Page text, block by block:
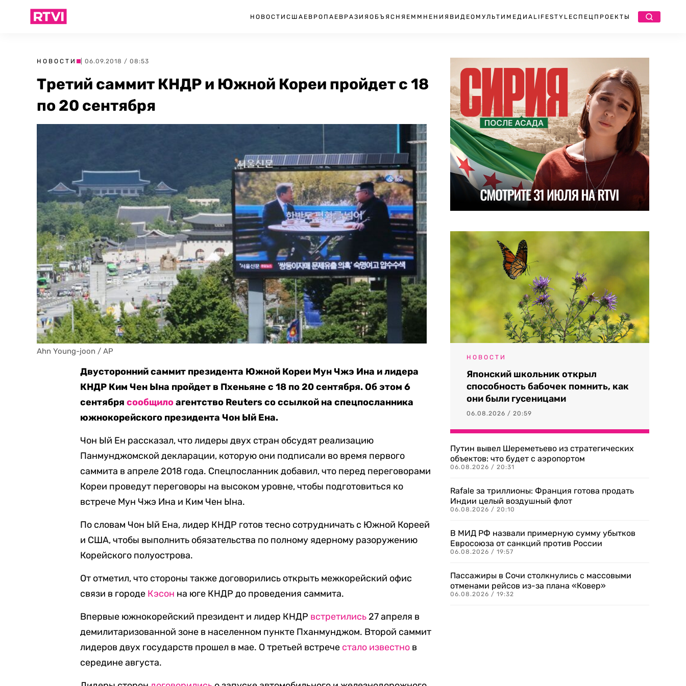
НОВОСТИ США ЕВРОПА ЕВРАЗИЯ ОБЪЯСНЯЕМ МНЕНИЯ ВИДЕО МУЛЬТИМЕДИА LIFESTYLEСПЕЦПРОЕКТЫ
НОВОСТИ | 06.09.2018 / 08:53
Третий саммит КНДР и Южной Кореи пройдет с 18
по 20 сентября
Ahn Young-joon / AP
Двусторонний саммит президента Южной Кореи Мун Чжэ Ина и лидера
КНДР Ким Чен Ына пройдет в Пхеньяне с 18 по 20 сентября. Об этом 6
сентябрясообщилоагентство Reuters со ссылкой на спецпосланника
южнокорейского президента Чон Ый Ена.
Чон Ый Ен рассказал, что лидеры двух стран обсудят реализацию
Панмунджомской декларации, которую они подписали во время первого
саммита в апреле 2018 года. Спецпосланник добавил, что перед переговорами
Кореи проведут переговоры на высоком уровне, чтобы подготовиться ко
встрече Мун Чжэ Ина и Ким Чен Ына.
По словам Чон Ый Ена, лидер КНДР готов тесно сотрудничать с Южной Кореей
и США, чтобы выполнить обязательства по полному ядерному разоружению
Корейского полуострова.
От отметил, что стороны также договорились открыть межкорейский офис
связи в городе Кэсон на юге КНДР до проведения саммита.
Впервые южнокорейский президент и лидер КНДР встретились27 апреля в
демилитаризованной зоне в населенном пункте Пханмунджом. Второй саммит
лидеров двух государств прошел в мае. О третьей встрече стало известно в
середине августа.
НОВОСТИ
Японский школьник открыл
способность бабочек помнить, как
они были гусеницами
06.08.2026 / 20:59
Путин вывел Шереметьево из стратегических
объектов: что будет с аэропортом
06.08.2026 / 20:31
Rafale за триллионы: Франция готова продать
Индии целый воздушный флот
06.08.2026 / 20:10
В МИД РФ назвали примерную сумму убытков
Евросоюза от санкций против России
06.08.2026 / 19:57
Пассажиры в Сочи столкнулись с массовыми
отменами рейсов из-за плана «Ковер»
06.08.2026 / 19:32